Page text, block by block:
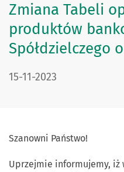
Zmiana Tabeli
produktów
Spółdzielczego
DATA PUBLIKACJI:
15-11-2023
Szanowni Państwo!
Uprzejmie informujemy, iż